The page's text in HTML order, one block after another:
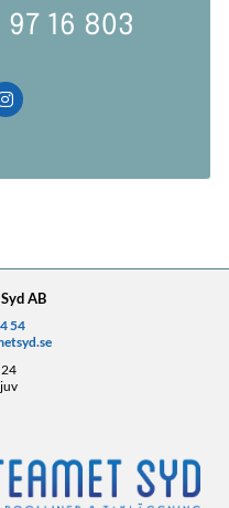
97 16 803
AB
54